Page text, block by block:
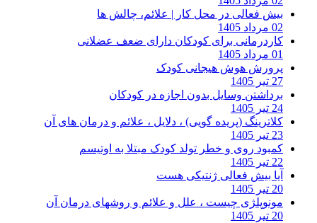
بیش فعالی در محل کار | علائم، چالش ها
02 مرداد 1405
کاردرمانی برای کودکان دارای ضعف عضلانی
01 مرداد 1405
پرورش هوش هیجانی کودک
27 تیر 1405
برداشتن وسایل بدون اجازه در کودکان
24 تیر 1405
کلاترینگ (پریده گویی) ، دلایل ، علائم و درمان های آن
23 تیر 1405
کمبود روی و خطر تولد کودک مبتلا به اوتیسم
22 تیر 1405
آیا بیش فعالی ژنتیکی هست
20 تیر 1405
مونوپلژی چیست ، علل و علائم و روشهای درمان آن
20 تیر 1405